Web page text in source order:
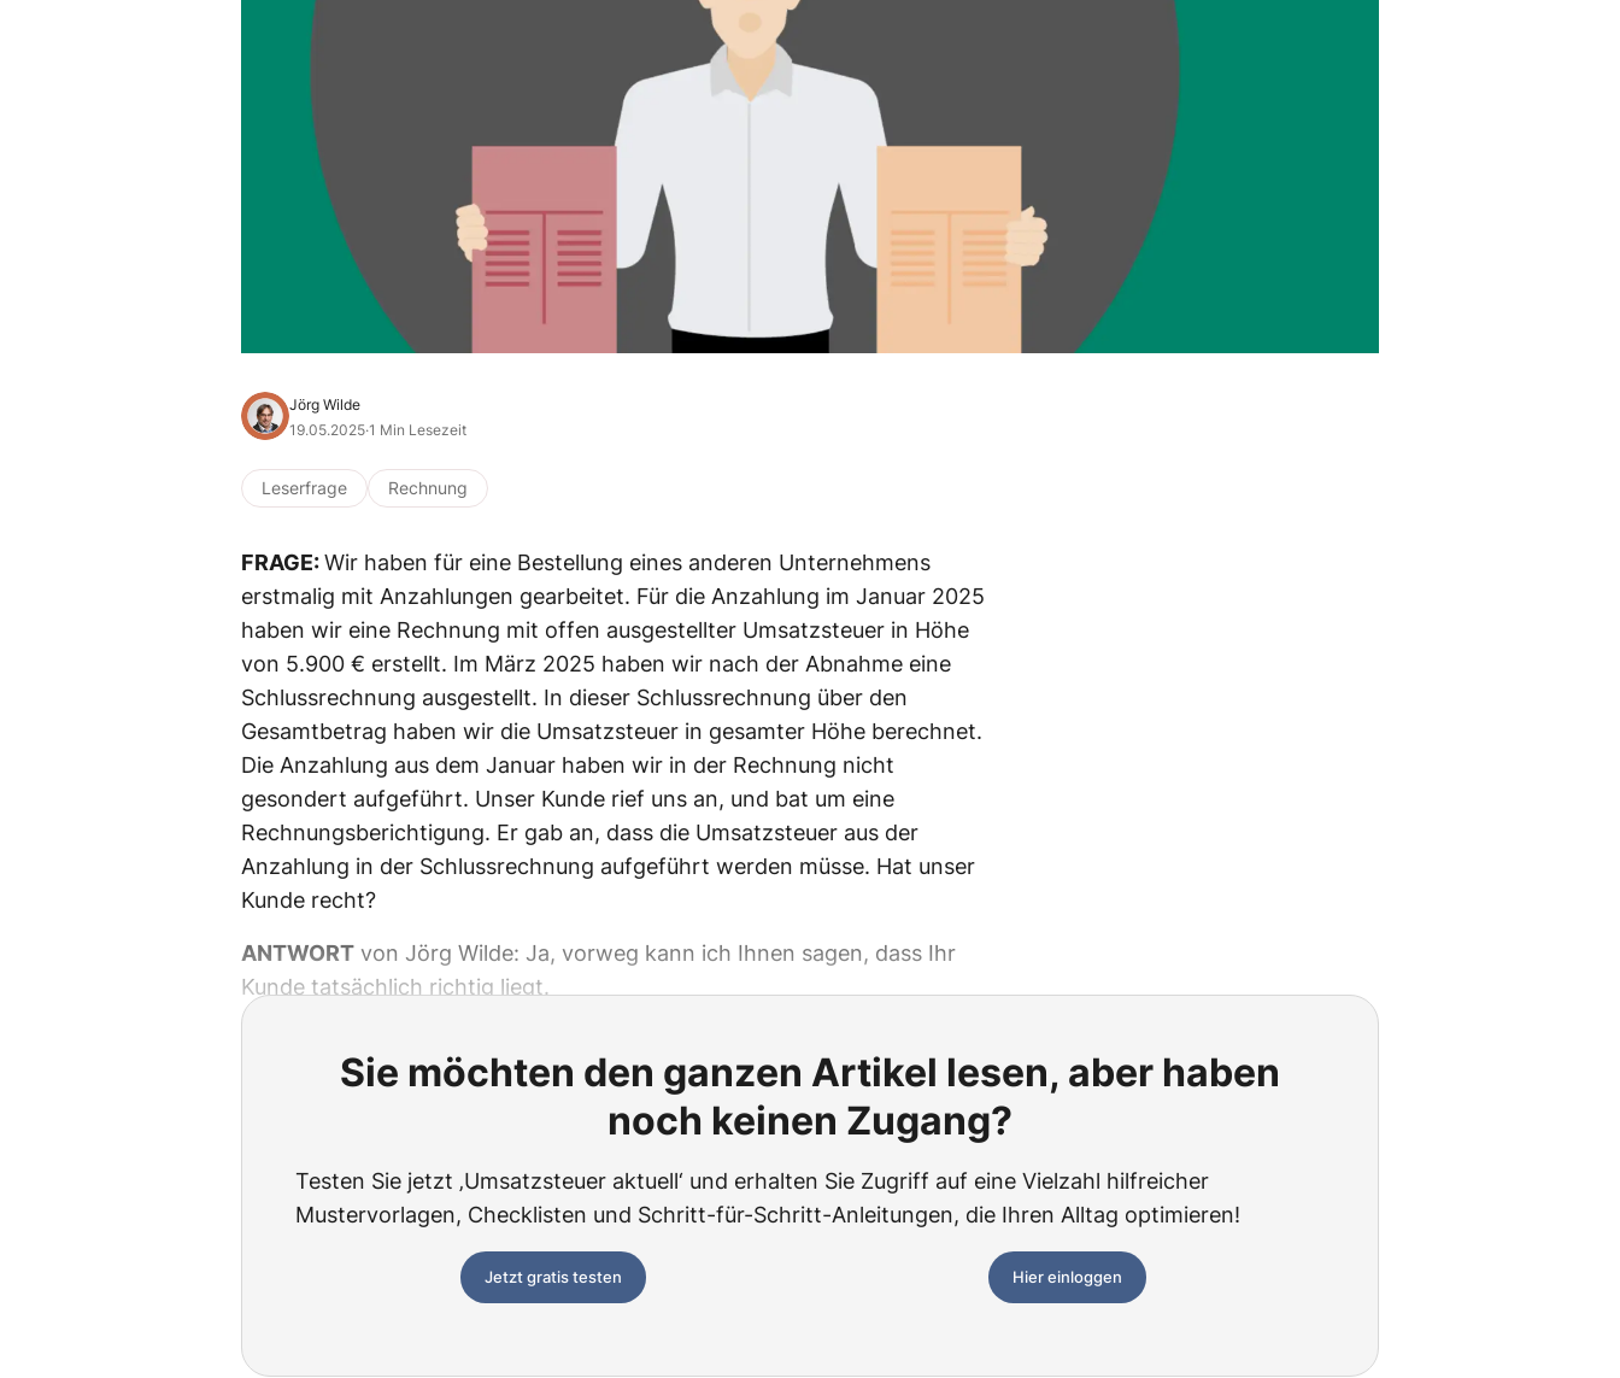
Jörg Wilde
19.05.2025·1 Min Lesezeit
Leserfrage Rechnung
FRAGE:Wir haben für eine Bestellung eines anderen Unternehmens
erstmalig mit Anzahlungen gearbeitet. Für die Anzahlung im Januar 2025
haben wir eine Rechnung mit offen ausgestellter Umsatzsteuer in Höhe
von 5.900 € erstellt. Im März 2025 haben wir nach der Abnahme eine
Schlussrechnung ausgestellt. In dieser Schlussrechnung über den
Gesamtbetrag haben wir die Umsatzsteuer in gesamter Höhe berechnet.
Die Anzahlung aus dem Januar haben wir in der Rechnung nicht
gesondert aufgeführt. Unser Kunde rief uns an, und bat um eine
Rechnungsberichtigung. Er gab an, dass die Umsatzsteuer aus der
Anzahlung in der Schlussrechnung aufgeführt werden müsse. Hat unser
Kunde recht?
ANTWORT von Jörg Wilde: Ja, vorweg kann ich Ihnen sagen, dass Ihr
Kunde tatsächlich richtig liegt.
Sie möchten den ganzen Artikel lesen, aber haben
noch keinen Zugang?
Testen Sie jetzt ‚Umsatzsteuer aktuell‘ und erhalten Sie Zugriff auf eine Vielzahl hilfreicher
Mustervorlagen, Checklisten und Schritt-für-Schritt-Anleitungen, die Ihren Alltag optimieren!
Jetzt gratis testen Hier einloggen